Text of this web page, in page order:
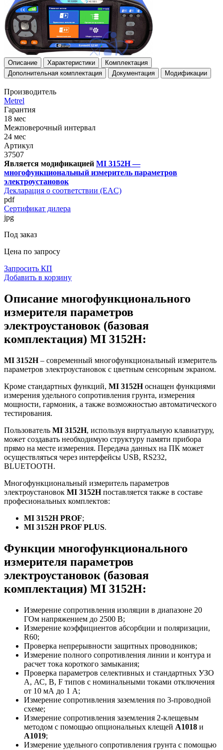
Описание Характеристики
Комплектация
Дополнительная комплектация
Документация Модификации
Производитель
Metrel
Гарантия
18 мес
Межповерочный интервал
24 мес
Артикул
37507
Является модификацией MI 3152H —
многофункциональный измеритель параметров
электроустановок
Декларация о соответствии (EAC)
pdf
Сертификат дилера
jpg
Под заказ
Цена по запросу
Запросить КП
Добавить в корзину
Описание многофункционального
измерителя параметров
электроустановок (базовая
комплектация) MI 3152H:
MI 3152H– современный многофункциональный измеритель
параметров электроустановок с цветным сенсорным экраном.
Кроме стандартных функций, MI 3152Hоснащен функциями
измерения удельного сопротивления грунта, измерения
мощности, гармоник, а также возможностью автоматического
тестирования.
Пользователь MI 3152H, используя виртуальную клавиатуру,
может создавать необходимую структуру памяти прибора
прямо на месте измерения. Передача данных на ПК может
осуществляться через интерфейсы USB, RS232,
BLUETOOTH.
Многофункциональный измеритель параметров
электроустановок MI 3152Hпоставляется также в составе
професиональных комплектов:
MI 3152H PROF;
MI 3152H PROF PLUS.
Функции многофункционального
измерителя параметров
электроустановок (базовая
комплектация) MI 3152H:
Измерение сопротивления изоляции в диапазоне 20
ГОм напряжением до 2500 В;
Измерение коэффициентов абсорбции и поляризации,
R60;
Проверка непрерывности защитных проводников;
Измерение полного сопротивления линии и контура и
расчет тока короткого замыкания;
Проверка параметров селективных и стандартных УЗО
А, АС, B, F типов с номинальными токами отключения
от 10 мА до 1 А;
Измерение сопротивления заземления по 3-проводной
схеме;
Измерение сопротивления заземления 2-клещевым
методом с помощью опциональных клещей А1018 и
А1019;
Измерение удельного сопротивления грунта с помощью